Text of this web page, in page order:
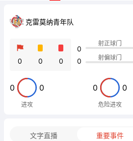
克雷莫纳青年队
0 0 0
0
0
射正球门
射偏球门
0 0
进攻
0 0
危险进攻
文字直播 重要事件